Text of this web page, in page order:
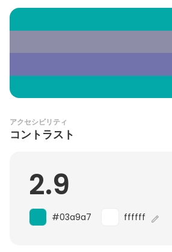
アクセシビリティ
コントラスト
2.9
#03a9a7 ffffff